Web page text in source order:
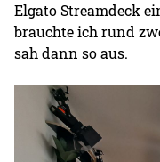
Elgato Streamdeck
brauchte ich rund
sah dann so aus.